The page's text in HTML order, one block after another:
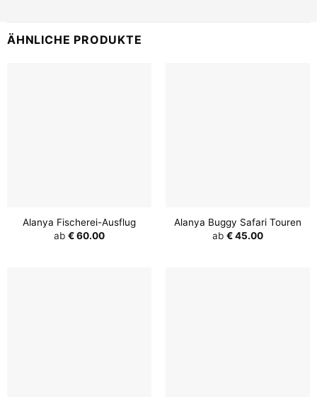
ÄHNLICHE PRODUKTE
Alanya Fischerei-Ausflug
ab €60.00
Alanya Buggy Safari Touren
ab €45.00